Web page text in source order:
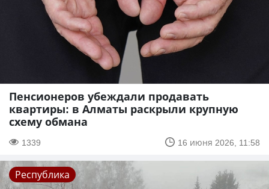
Пенсионеров убеждали продавать
квартиры: в Алматы раскрыли крупную
схему обмана
1339 16 июня 2026, 11:58
Республика